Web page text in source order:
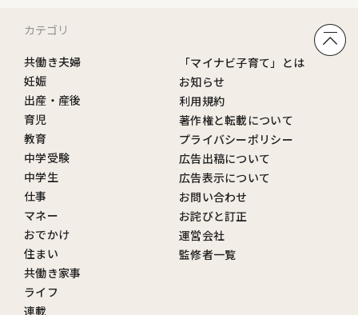
カテゴリ
共働き夫婦
妊娠
出産・産後
育児
教育
中学受験
中学生
仕事
マネー
おでかけ
住まい
共働き家事
ライフ
連載
「マイナビ子育て」とは
お知らせ
利用規約
著作権と転載について
プライバシーポリシー
広告出稿について
広告表示について
お問い合わせ
お詫びと訂正
運営会社
監修者一覧